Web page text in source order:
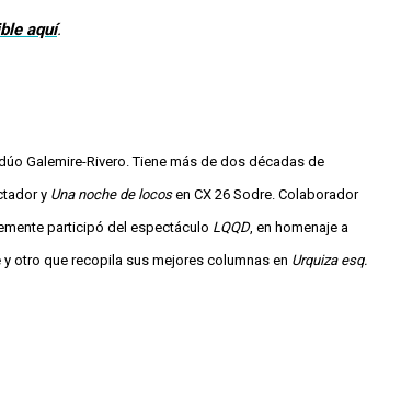
aquí.
Galemire-Rivero. Tiene más de dos décadas de
y Una noche de locosen CX 26 Sodre. Colaborador
participó del espectáculo LQQD, en homenaje a
otro que recopila sus mejores columnas en Urquiza esq.